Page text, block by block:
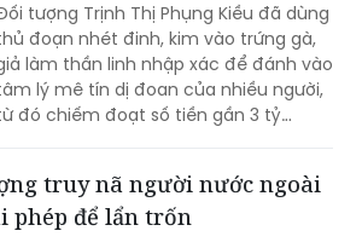
tượng Trịnh Thị Phụng Kiều đã dùng
đoạn nhét đinh, kim vào trứng gà,
làm thần linh nhập xác để đánh vào
lý mê tín dị đoan của nhiều người,
đó chiếm đoạt số tiền gần 3 tỷ
truy nã người nước ngoài
phép để lẩn trốn